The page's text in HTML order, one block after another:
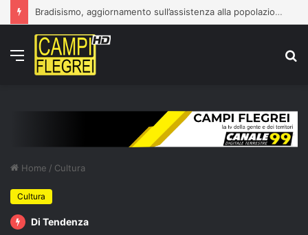
Bradisismo, aggiornamento sull’assistenza alla popolazione
Menu
Home / Cultura
Cultura
Di Tendenza